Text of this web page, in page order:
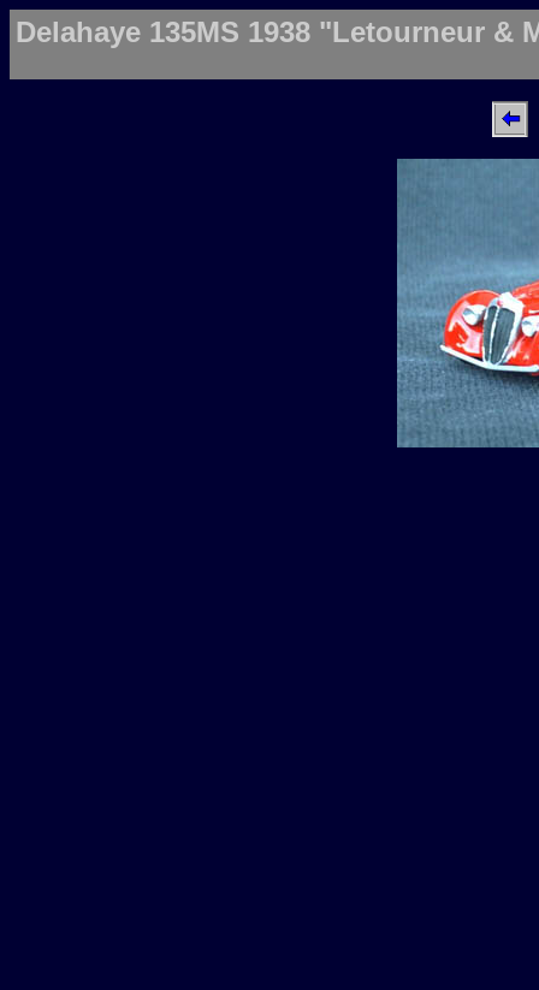
Delahaye 135MS 1938 "Letourneur &